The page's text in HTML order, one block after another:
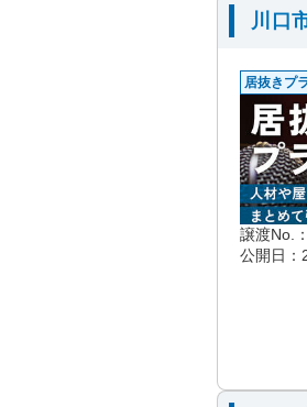
川口
居抜きプ
譲渡No.
公開日：